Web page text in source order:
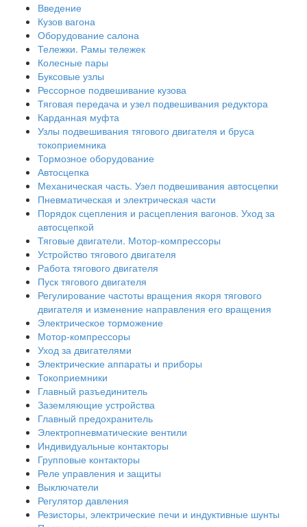
Введение
Кузов вагона
Оборудование салона
Тележки. Рамы тележек
Колесные пары
Буксовые узлы
Рессорное подвешивание кузова
Тяговая передача и узел подвешивания редуктора
Карданная муфта
Узлы подвешивания тягового двигателя и бруса
токоприемника
Тормозное оборудование
Автосцепка
Механическая часть. Узел подвешивания автосцепки
Пневматическая и электрическая части
Порядок сцепления и расцепления вагонов. Уход за
автосцепкой
Тяговые двигатели. Мотор-компрессоры
Устройство тягового двигателя
Работа тягового двигателя
Пуск тягового двигателя
Регулирование частоты вращения якоря тягового
двигателя и изменение направления его вращения
Электрическое торможение
Мотор-компрессоры
Уход за двигателями
Электрические аппараты и приборы
Токоприемники
Главный разъединитель
Заземляющие устройства
Главный предохранитель
Электропневматические вентили
Индивидуальные контакторы
Групповые контакторы
Реле управления и защиты
Выключатели
Регулятор давления
Резисторы, электрические печи и индуктивные шунты